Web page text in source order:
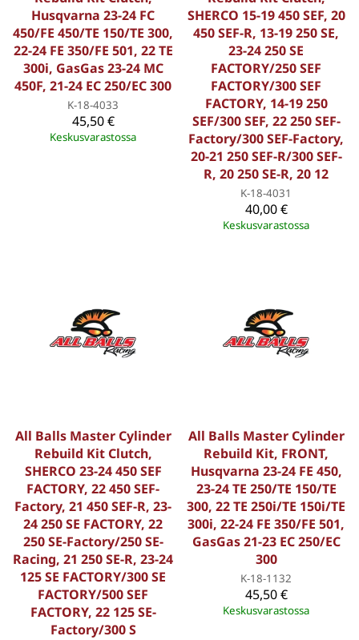
Husqvarna 23-24 FC
450/FE 450/TE 150/TE 300,
22-24 FE 350/FE 501, 22 TE
300i, GasGas 23-24 MC
450F, 21-24 EC 250/EC 300
K-18-4033
45,50 €
Keskusvarastossa
SHERCO 15-19 450 SEF, 20
450 SEF-R, 13-19 250 SE,
23-24 250 SE
FACTORY/250 SEF
FACTORY/300 SEF
FACTORY, 14-19 250
SEF/300 SEF, 22 250 SEF-
Factory/300 SEF-Factory,
20-21 250 SEF-R/300 SEF-
R, 20 250 SE-R, 20 12
K-18-4031
40,00 €
Keskusvarastossa
All Balls Master Cylinder
Rebuild Kit Clutch,
SHERCO 23-24 450 SEF
FACTORY, 22 450 SEF-
Factory, 21 450 SEF-R, 23-
24 250 SE FACTORY, 22
250 SE-Factory/250 SE-
Racing, 21 250 SE-R, 23-24
125 SE FACTORY/300 SE
FACTORY/500 SEF
FACTORY, 22 125 SE-
Factory/300 S
All Balls Master Cylinder
Rebuild Kit, FRONT,
Husqvarna 23-24 FE 450,
23-24 TE 250/TE 150/TE
300, 22 TE 250i/TE 150i/TE
300i, 22-24 FE 350/FE 501,
GasGas 21-23 EC 250/EC
300
K-18-1132
45,50 €
Keskusvarastossa